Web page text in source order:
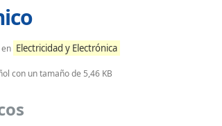
Electricidad y Electrónica
con un tamaño de 5,46 KB